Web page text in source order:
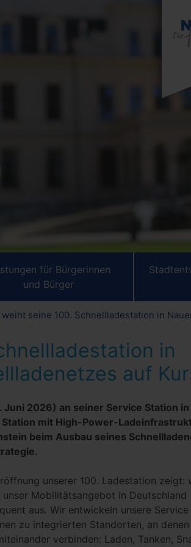
für Bürgerinnen
und Bürger
seine 100. Schnellladestation in
in
auf
2026) an seiner Service Station
mit High-Power-
beim Ausbau seines
unserer 100. Ladestation zeigt:
unser Mobilitätsangebot in Deutschland
aus. Wir entwickeln unsere Service
zu integrierten Standorten, an
verbinden: Laden, Tanken,